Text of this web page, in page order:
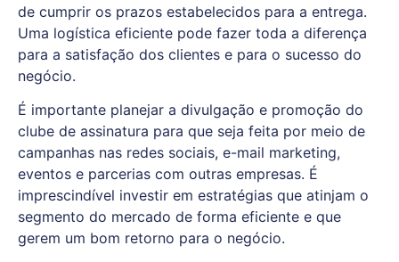
de cumprir os prazos estabelecidos para a entrega.
Uma logística eficiente pode fazer toda a diferença
para a satisfação dos clientes e para o sucesso do
negócio.
É importante planejar a divulgação e promoção do
clube de assinatura para que seja feita por meio de
campanhas nas redes sociais, e-mail marketing,
eventos e parcerias com outras empresas. É
imprescindível investir em estratégias que atinjam o
segmento do mercado de forma eficiente e que
gerem um bom retorno para o negócio.